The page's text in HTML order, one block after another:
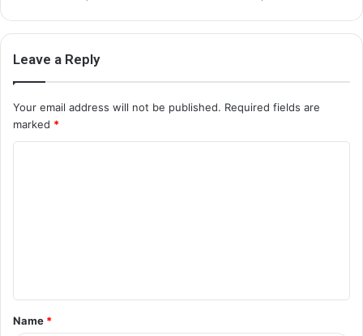
Leave a Reply
Your email address will not be published. Required fields are
marked *
t
*
Name *